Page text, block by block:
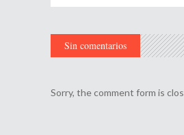
Sin comentarios
Sorry, the comment form is